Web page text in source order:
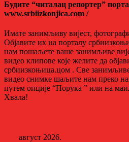
Будите “читалац репортер”
www.srbiizkonjica.com /
Имате занимљиву вијест,
Објавите их на порталу
нам пошаљете ваше занимљиве
видео клипове које желите да
србиизкоњица.цом . Све
видео снимке шаљите нам преко
путем опције “Порука ” или на
Хвала!
август 2026.